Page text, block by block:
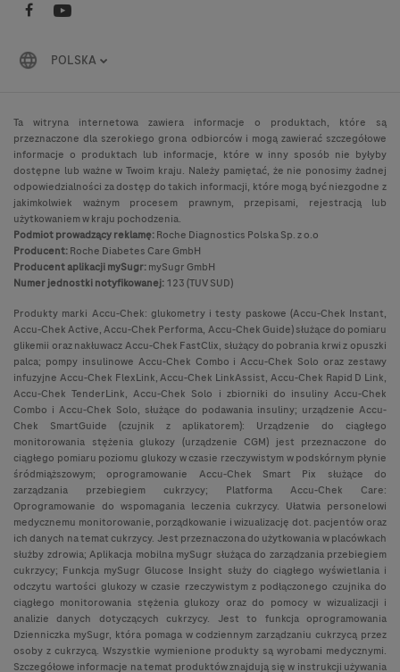
POLSKA
Ta witryna internetowa zawiera informacje o produktach, które są
przeznaczone dla szerokiego grona odbiorców i mogą zawierać szczegółowe
informacje o produktach lub informacje, które w inny sposób nie byłyby
dostępne lub ważne w Twoim kraju. Należy pamiętać, że nie ponosimy żadnej
odpowiedzialności za dostęp do takich informacji, które mogą być niezgodne z
jakimkolwiek ważnym procesem prawnym, przepisami, rejestracją lub
użytkowaniem w kraju pochodzenia.
Podmiot prowadzący reklamę:Roche Diagnostics Polska Sp. z o.o
Producent:Roche Diabetes Care GmbH
Producent aplikacji mySugr:mySugr GmbH
Numer jednostki notyfikowanej:123 (TUV SUD)
Produkty marki Accu-Chek: glukometry i testy paskowe (Accu-Chek Instant,
Accu-Chek Active, Accu-Chek Performa, Accu-Chek Guide) służące do pomiaru
glikemii oraz nakłuwacz Accu-Chek FastClix, służący do pobrania krwi z opuszki
palca; pompy insulinowe Accu-Chek Combo i Accu-Chek Solo oraz zestawy
infuzyjne Accu-Chek FlexLink, Accu-Chek LinkAssist, Accu-Chek Rapid D Link,
Accu-Chek TenderLink, Accu-Chek Solo i zbiorniki do insuliny Accu-Chek
Combo i Accu-Chek Solo, służące do podawania insuliny; urządzenie Accu-
Chek SmartGuide (czujnik z aplikatorem): Urządzenie do ciągłego
monitorowania stężenia glukozy (urządzenie CGM) jest przeznaczone do
ciągłego pomiaru poziomu glukozy w czasie rzeczywistym w podskórnym płynie
śródmiąższowym; oprogramowanie Accu-Chek Smart Pix służące do
zarządzania przebiegiem cukrzycy; Platforma Accu-Chek Care:
Oprogramowanie do wspomagania leczenia cukrzycy. Ułatwia personelowi
medycznemu monitorowanie, porządkowanie i wizualizację dot. pacjentów oraz
ich danych na temat cukrzycy. Jest przeznaczona do użytkowania w placówkach
służby zdrowia; Aplikacja mobilna mySugr służąca do zarządzania przebiegiem
cukrzycy; Funkcja mySugr Glucose Insight służy do ciągłego wyświetlania i
odczytu wartości glukozy w czasie rzeczywistym z podłączonego czujnika do
ciągłego monitorowania stężenia glukozy oraz do pomocy w wizualizacji i
analizie danych dotyczących cukrzycy. Jest to funkcja oprogramowania
Dzienniczka mySugr, która pomaga w codziennym zarządzaniu cukrzycą przez
osoby z cukrzycą. Wszystkie wymienione produkty są wyrobami medycznymi.
Szczegółowe informacje na temat produktów znajdują się w instrukcji używania